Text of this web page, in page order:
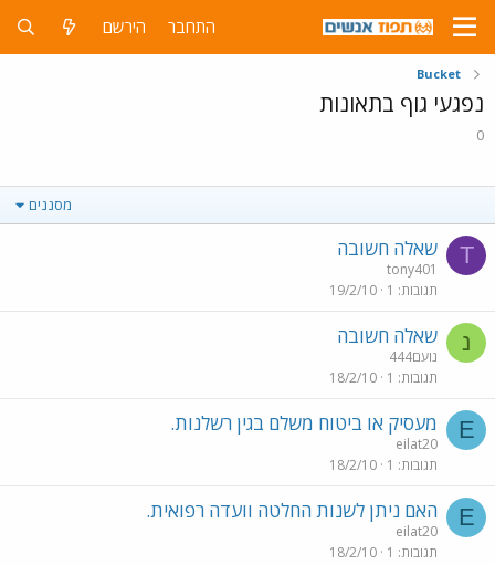
התחבר הירשם
Bucket
נפגעי גוף בתאונות
0
מסננים
T שאלה חשובה
tony401
תגובות 1
19/2/10
נ שאלה חשובה
נועם444
תגובות 1
18/2/10
E מעסיק או ביטוח משלם בגין רשלנות.
eilat20
תגובות 1
18/2/10
E האם ניתן לשנות החלטה וועדה רפואית.
eilat20
תגובות 1
18/2/10